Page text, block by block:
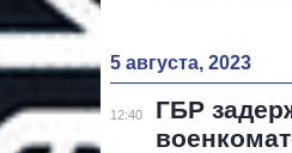
5 августа, 2023
12:40
ГБР